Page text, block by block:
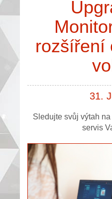
rozšíření
31.
Sledujte svůj výtah
servis